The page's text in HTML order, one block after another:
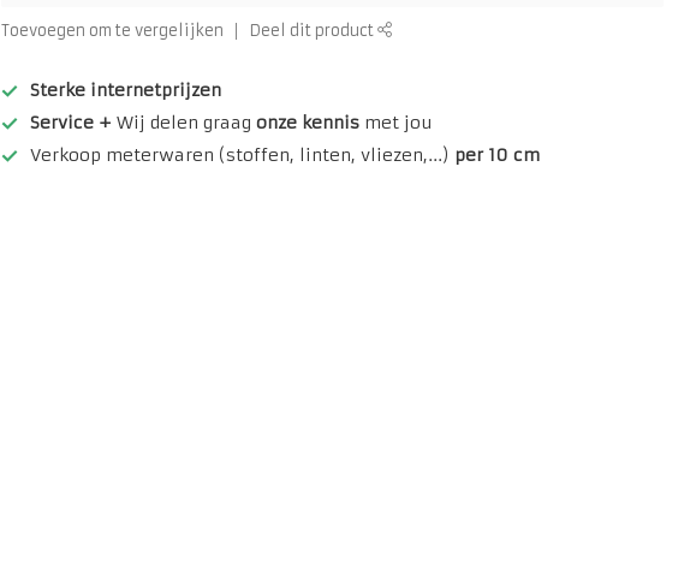
Toevoegen om te vergelijken Deel dit product
Sterke internetprijzen
Service + Wij delen graagonze kennis met jou
Verkoop meterwaren (stoffen, linten, vliezen,...) per 10 cm